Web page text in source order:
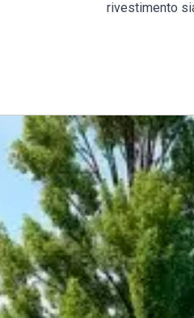
rivestimento